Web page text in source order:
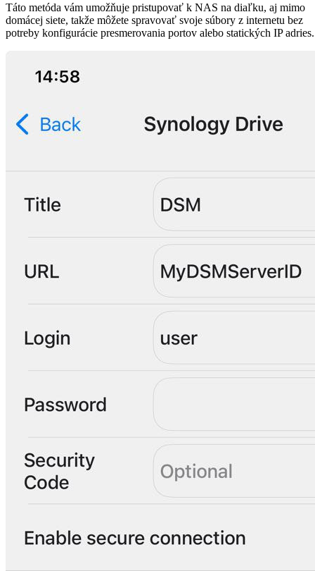
Táto metóda vám umožňuje pristupovať k NAS na diaľku, aj mimo
domácej siete, takže môžete spravovať svoje súbory z internetu bez
potreby konfigurácie presmerovania portov alebo statických IP adries.